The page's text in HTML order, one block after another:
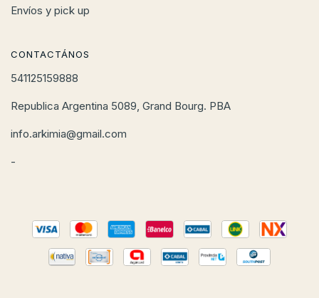
Envíos y pick up
CONTACTÁNOS
541125159888
Republica Argentina 5089, Grand Bourg. PBA
info.arkimia@gmail.com
-